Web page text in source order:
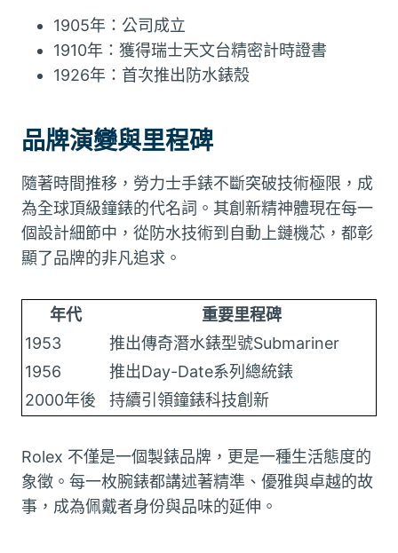
1905年：公司成立
1910年：獲得瑞士天文台精密計時證書
1926年：首次推出防水錶殼
品牌演變與里程碑
隨著時間推移，勞力士手錶不斷突破技術極限，成
為全球頂級鐘錶的代名詞。其創新精神體現在每一
個設計細節中，從防水技術到自動上鏈機芯，都彰
顯了品牌的非凡追求。
年代
重要里程碑
1953
推出傳奇潛水錶型號Submariner
1956
推出Day-Date系列總統錶
2000年後
持續引領鐘錶科技創新
Rolex 不僅是一個製錶品牌，更是一種生活態度的
象徵。每一枚腕錶都講述著精準、優雅與卓越的故
事，成為佩戴者身份與品味的延伸。